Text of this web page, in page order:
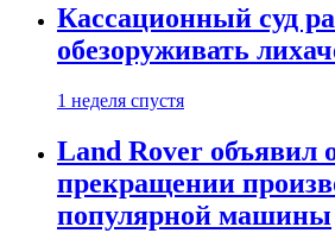
Кассационный суд
обезоруживать
1 неделя спустя
Land Rover объявил
прекращении
популярной машины